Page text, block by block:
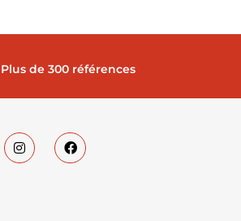
Plus de 300 références